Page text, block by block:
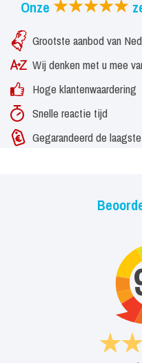
Onze
Grootste aanbod van
Wij denken met u mee
Hoge klantenwaardering
Snelle reactie tijd
Gegarandeerd de